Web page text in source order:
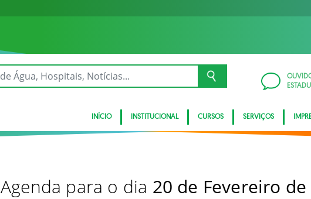
INÍCIO INSTITUCIONAL CURSOS SERVIÇOS
Agenda para o dia 20 de Fevereiro de